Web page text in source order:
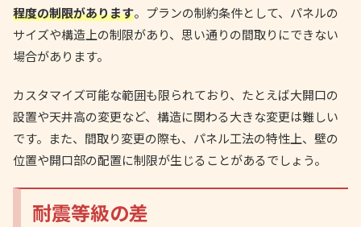
程度の制限があります。プランの制約条件として、パネルの
サイズや構造上の制限があり、思い通りの間取りにできない
場合があります。
カスタマイズ可能な範囲も限られており、たとえば大開口の
設置や天井高の変更など、構造に関わる大きな変更は難しい
です。また、間取り変更の際も、パネル工法の特性上、壁の
位置や開口部の配置に制限が生じることがあるでしょう。
耐震等級の差